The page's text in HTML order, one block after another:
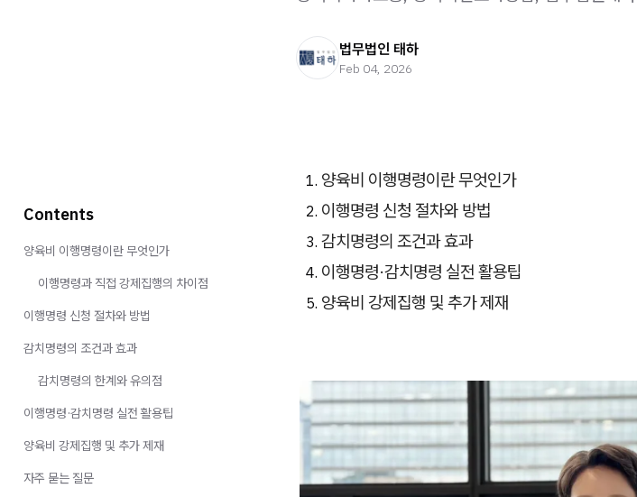
법무법인 태하
Feb 04, 2026
양육비 이행명령이란 무엇인가
이행명령 신청 절차와 방법
감치명령의 조건과 효과
이행명령·감치명령 실전 활용팁
양육비 강제집행 및 추가 제재
Contents
양육비 이행명령이란 무엇인가
이행명령과 직접 강제집행의 차이점
이행명령 신청 절차와 방법
감치명령의 조건과 효과
감치명령의 한계와 유의점
이행명령·감치명령 실전 활용팁
양육비 강제집행 및 추가 제재
자주 묻는 질문